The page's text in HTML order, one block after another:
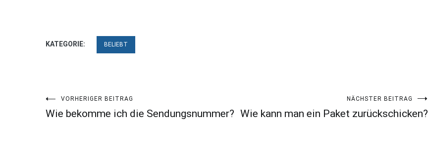
KATEGORIE: BELIEBT
Beitragsnavigation
VORHERIGER BEITRAG
Wie bekomme ich die Sendungsnummer?
NÄCHSTER BEITRAG
Wie kann man ein Paket zurückschicken?